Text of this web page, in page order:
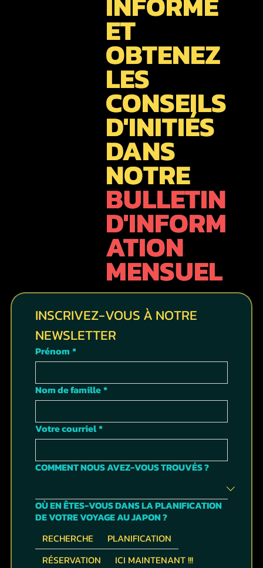
ET
OBTENEZ
LES
CONSEILS
D'INITIÉS
DANS
NOTRE
BULLETIN
D'INFORM
ATION
MENSUEL
INSCRIVEZ-VOUS À NOTRE
NEWSLETTER
Prénom *
Nom de famille*
Votre courriel*
COMMENT NOUS AVEZ-VOUS TROUVÉS ?
OÙ EN ÊTES-VOUS DANS LA PLANIFICATION
DE VOTRE VOYAGE AU JAPON ?
RECHERCHE
PLANIFICATION
RÉSERVATION
ICI MAINTENANT !!!